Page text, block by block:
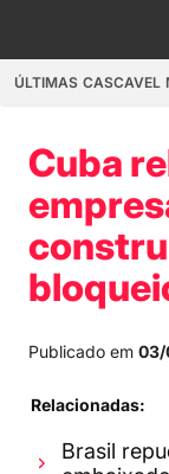
ÚLTIMAS CASCAVEL
Cuba
Publicado em 03/
Relacionadas:
Brasil